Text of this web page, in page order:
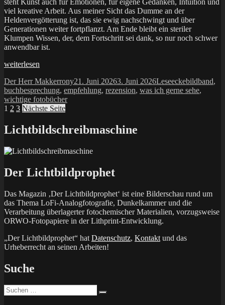
steht Kunst auch für Emotionen, für eigene Gedanken, Intuition und
viel kreative Arbeit. Aus meiner Sicht das Dumme an der
Heldenvergötterung ist, das sie ewig nachschwingt und über
Generationen weiter fortpflanzt. Am Ende bleibt ein steriler
Klumpen Wissen, der, dem Fortschritt sei dank, so nur noch schwer
anwendbar ist.
„Meisterwerke
Henri
Cartier-
Bresson“
weiterlesen
Autor
Der Herr MakkerronyVeröffentlicht
am
21. Juni 20263. Juni 2026Kategorien
Leseeckebildband,
buchbesprechung, empfehlung, rezension, was ich gerne sehe,
wichtige fotobücher
Seitennummerierung
der
Beiträge
Seite
1 Seite
2 Seite
3 Nächste Seite
Lichtbildschreibmaschine
Der Lichtbildprophet
Das Magazin ‚Der Lichtbildprophet‘ ist eine Bilderschau rund um
das Thema LoFi-Analogfotografie, Dunkelkammer und die
Verarbeitung überlagerter fotochemischer Materialien, vorzugsweise
ORWO-Fotopapiere in der Lithprint-Entwicklung.
„Der Lichtbildprophet“ hat Datenschutz, Kontakt und das
Urheberrecht an seinen Arbeiten!
Suche
Suchen
nach: